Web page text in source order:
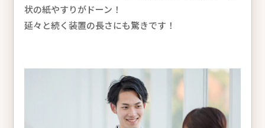
状の紙やすりがドーン！
延々と続く装置の長さにも驚きです！